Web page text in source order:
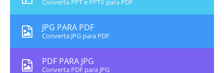
Converta PPT e PPTX para PDF
JPG PARA PDF
Converta JPG para PDF
PDF PARA JPG
Converta PDF para JPG